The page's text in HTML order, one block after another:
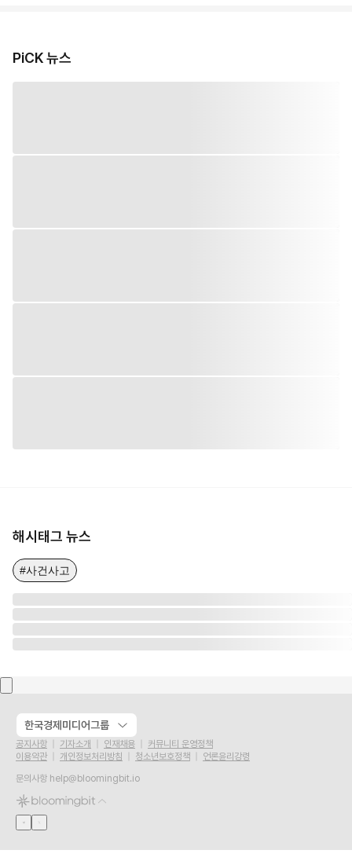
PiCK 뉴스
해시태그 뉴스
#사건사고
한국경제미디어그룹
공지사항 기자소개 인재채용
커뮤니티 운영정책
이용약관
개인정보처리방침 청소년보호정책
언론윤리강령
문의사항 help@bloomingbit.io